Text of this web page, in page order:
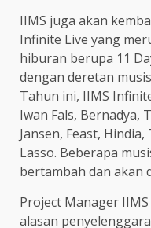
IIMS juga akan
Infinite Live yang
hiburan berupa 11
dengan deretan
Tahun ini, IIMS
Iwan Fals, Bernadya,
Jansen, Feast,
Lasso. Beberapa
bertambah dan akan
Project Manager
alasan